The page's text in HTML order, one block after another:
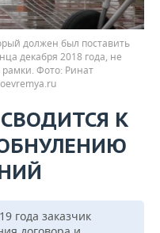
должен был поставить
декабря 2018 года, не
Ринат
К
года заказчик